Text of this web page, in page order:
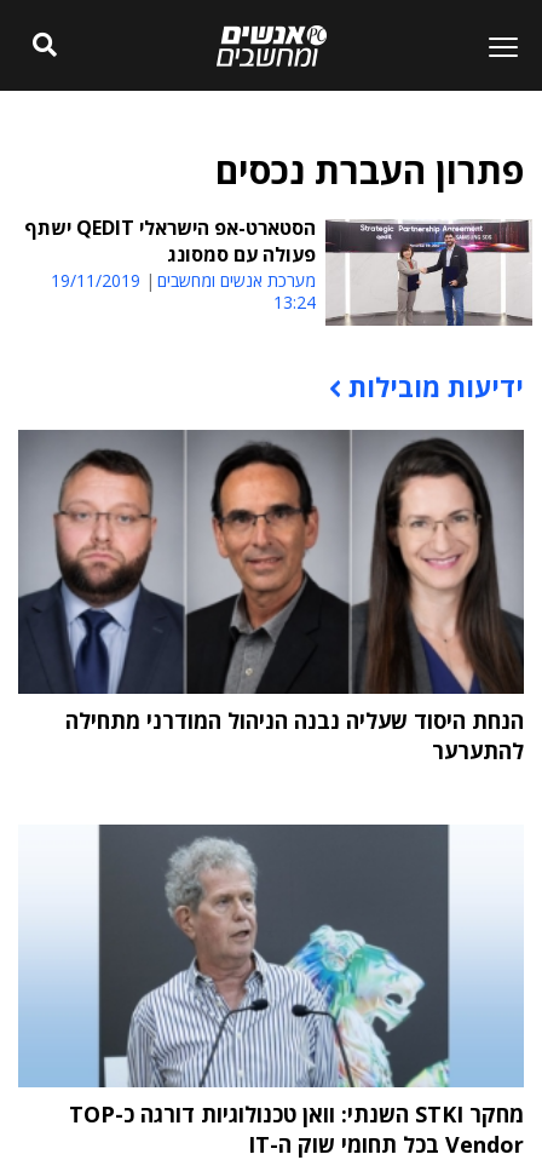
פתרון העברת נכסים
הסטארט-אפ הישראלי QEDIT ישתף
פעולה עם סמסונג
מערכת אנשים ומחשבים
19/11/2019
13:24
תוכן פרסומי
ידיעות מובילות
הנחת היסוד שעליה נבנה הניהול המודרני מתחילה
להתערער
מחקר STKI השנתי: וואן טכנולוגיות דורגה כ-TOP
Vendor בכל תחומי שוק ה-IT